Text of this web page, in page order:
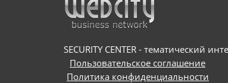
SECURITY CENTER - тематический
Пользовательское соглашение
Политика конфиденциальности